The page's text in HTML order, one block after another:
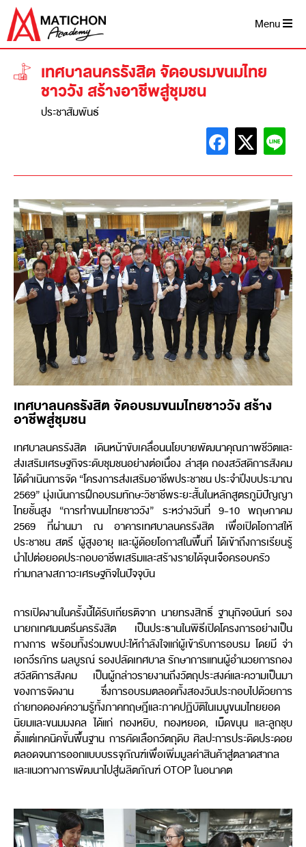
Menu
เทศบาลนครรังสิต จัดอบรมขนมไทย
ชาววัง สร้างอาชีพสู่ชุมชน
ประชาสัมพันธ์
เทศบาลนครรังสิต จัดอบรมขนมไทยชาววัง สร้าง
อาชีพสู่ชุมชน
เทศบาลนครรังสิต เดินหน้าขับเคลื่อนนโยบายพัฒนาคุณภาพชีวิตและ
ส่งเสริมเศรษฐกิจระดับชุมชนอย่างต่อเนื่อง ล่าสุด กองสวัสดิการสังคม
ได้ดำเนินการจัด “โครงการส่งเสริมอาชีพประชาชน ประจำปีงบประมาณ
2569” มุ่งเน้นการฝึกอบรมทักษะวิชาชีพระยะสั้นในหลักสูตรภูมิปัญญา
ไทยชั้นสูง “การทำขนมไทยชาววัง” ระหว่างวันที่ 9-10 พฤษภาคม
2569 ที่ผ่านมา ณ อาคารเทศบาลนครรังสิต เพื่อเปิดโอกาสให้
ประชาชน สตรี ผู้สูงอายุ และผู้ด้อยโอกาสในพื้นที่ ได้เข้าถึงการเรียนรู้
นำไปต่อยอดประกอบอาชีพเสริมและสร้างรายได้จุนเจือครอบครัว
ท่ามกลางสภาวะเศรษฐกิจในปัจจุบัน
การเปิดงานในครั้งนี้ได้รับเกียรติจาก นายทรงสิทธิ์ ฐานุกิจอนันท์ รอง
นายกเทศมนตรีนครรังสิต เป็นประธานในพิธีเปิดโครงการอย่างเป็น
ทางการ พร้อมทั้งร่วมพบปะให้กำลังใจแก่ผู้เข้ารับการอบรม โดยมี จ่า
เอกวีรภัทร ผลบูรณ์ รองปลัดเทศบาล รักษาการแทนผู้อำนวยการกอง
สวัสดิการสังคม เป็นผู้กล่าวรายงานถึงวัตถุประสงค์และความเป็นมา
ของการจัดงาน ซึ่งการอบรมตลอดทั้งสองวันประกอบไปด้วยการ
ถ่ายทอดองค์ความรู้ทั้งภาคทฤษฎีและภาคปฏิบัติในเมนูขนมไทยยอด
นิยมและขนมมงคล ได้แก่ ทองหยิบ, ทองหยอด, เม็ดขนุน และลูกชุบ
ตั้งแต่เทคนิคขั้นพื้นฐาน การคัดเลือกวัตถุดิบ ศิลปะการประดิดประดอย
ตลอดจนการออกแบบบรรจุภัณฑ์เพื่อเพิ่มมูลค่าสินค้าสู่ตลาดสากล
และแนวทางการพัฒนาไปสู่ผลิตภัณฑ์ OTOP ในอนาคต